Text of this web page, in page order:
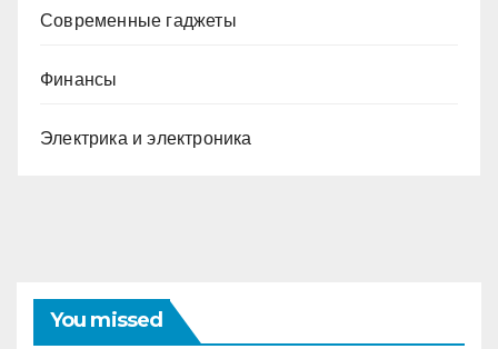
Современные гаджеты
Финансы
Электрика и электроника
You missed